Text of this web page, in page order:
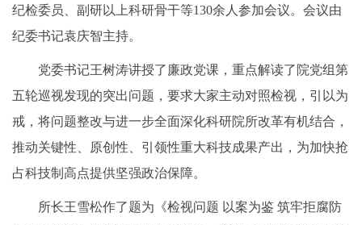
纪检委员、副研以上科研骨干等130余人参加会议。会议由
纪委书记袁庆智主持。
党委书记王树涛讲授了廉政党课，重点解读了院党组第
五轮巡视发现的突出问题，要求大家主动对照检视，引以为
戒，将问题整改与进一步全面深化科研院所改革有机结合，
推动关键性、原创性、引领性重大科技成果产出，为加快抢
占科技制高点提供坚强政治保障。
所长王雪松作了题为《检视问题 以案为鉴 筑牢拒腐防